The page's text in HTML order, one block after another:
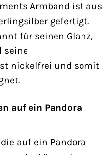
Armband ist aus
gefertigt.
für seinen Glanz,
seine
nickelfrei und somit
auf ein Pandora
auf ein Pandora